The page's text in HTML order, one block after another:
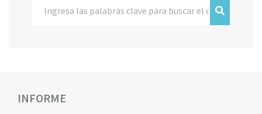
INFORME